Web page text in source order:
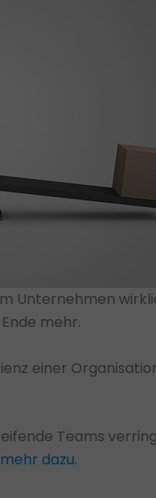
Unternehmen
mehr.
einer
Teams
dazu.